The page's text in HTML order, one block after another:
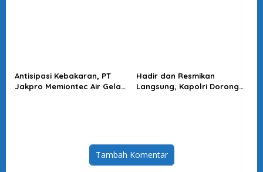
Antisipasi Kebakaran, PT
Jakpro Memiontec Air Gelar
Hadir dan Resmikan
Langsung, Kapolri Dorong
Tambah Komentar